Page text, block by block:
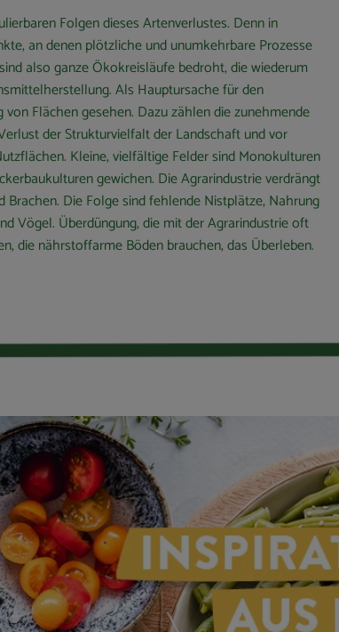
Folgen dieses Artenverlustes. Denn in
an denen plötzliche und unumkehrbare Prozesse
also ganze Ökokreisläufe bedroht, die wiederum
Als Hauptursache für den
Flächen gesehen. Dazu zählen die zunehmende
der Strukturvielfalt der Landschaft und vor
Kleine, vielfältige Felder sind Monokulturen
gewichen. Die Agrarindustrie verdrängt
Brachen. Die Folge sind fehlende Nistplätze, Nahrung
Vögel. Überdüngung, die mit der Agrarindustrie oft
die nährstoffarme Böden brauchen, das Überleben.